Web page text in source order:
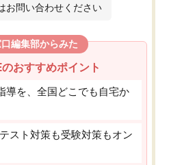
お問い合わせください
編集部からみた
おすすめポイント
導を、全国どこでも自宅か
スト対策も受験対策もオン